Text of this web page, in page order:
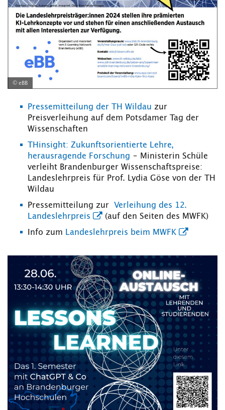
© eBB
Pressemitteilung der TH Wildau zur
Preisverleihung auf dem Potsdamer Tag der
Wissenschaften
THinsight: Zukunftsorientierte Lehre,
herausragende Forschung – Ministerin Schüle
verleiht Brandenburger Wissenschaftspreise:
Landeslehrpreis für Prof. Lydia Göse von der TH
Wildau
Pressemitteilung zur
Verleihung des 12.
Landeslehrpreis
(auf den Seiten des MWFK)
Info zum Landeslehrpreis beim MWFK